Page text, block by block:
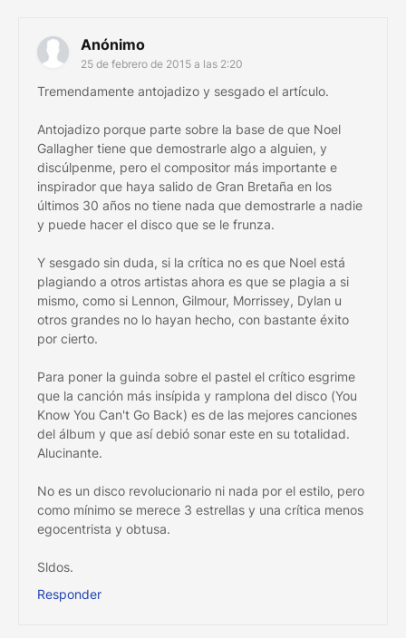
Anónimo
25 de febrero de 2015 a las 2:20
Tremendamente antojadizo y sesgado el artículo.
Antojadizo porque parte sobre la base de que Noel
Gallagher tiene que demostrarle algo a alguien, y
discúlpenme, pero el compositor más importante e
inspirador que haya salido de Gran Bretaña en los
últimos 30 años no tiene nada que demostrarle a nadie
y puede hacer el disco que se le frunza.
Y sesgado sin duda, si la crítica no es que Noel está
plagiando a otros artistas ahora es que se plagia a si
mismo, como si Lennon, Gilmour, Morrissey, Dylan u
otros grandes no lo hayan hecho, con bastante éxito
por cierto.
Para poner la guinda sobre el pastel el crítico esgrime
que la canción más insípida y ramplona del disco (You
Know You Can't Go Back) es de las mejores canciones
del álbum y que así debió sonar este en su totalidad.
Alucinante.
No es un disco revolucionario ni nada por el estilo, pero
como mínimo se merece 3 estrellas y una crítica menos
egocentrista y obtusa.
Sldos.
Responder